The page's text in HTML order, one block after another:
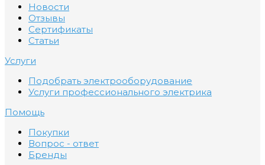
Новости
Отзывы
Сертификаты
Статьи
Услуги
Подобрать электрооборудование
Услуги профессионального электрика
Помощь
Покупки
Вопрос - ответ
Бренды